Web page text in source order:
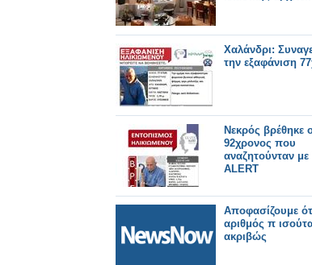
Χαλάνδρι:
την εξαφάνιση
Νεκρός βρέθηκε
92χρονος που
αναζητούνταν με
ALERT
Αποφασίζουμε
αριθμός π
ακριβώς